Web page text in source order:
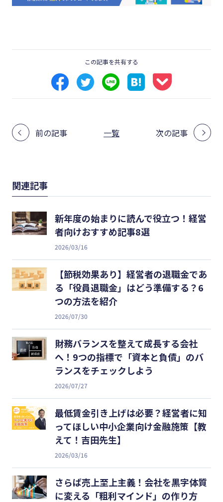
この記事を共有する
前の記事 一覧 次の記事
関連記事
新年度の始まりに読んで役立つ！経営
者向けおすすめ記事8選
2026/03/16
【節税効果あり】経営者の退職金であ
る「役員退職金」はどう準備する？6
つの方法を紹介
2026/07/30
財務バランスを整えて成長する会社
へ！9つの指標で「資本と負債」のバ
ランスをチェックしよう
2026/07/27
最低賃金引き上げは必要？経営者に知
ってほしい中小企業向け金融施策【教
えて！吉田先生】
2026/03/16
さらば売上至上主義！会社を黒字体質
に変える「粗利マインド」の作り方